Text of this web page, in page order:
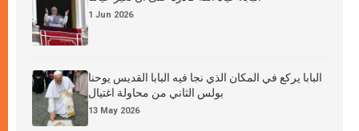
1 Jun 2026
البابا يركع في المكان الذي نجا فيه البابا القديس يوحنا
بولس الثاني من محاولة اغتيال
13 May 2026